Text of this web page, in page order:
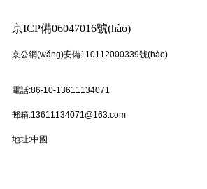
京ICP備06047016號(hào)
京公網(wǎng)安備110112000339號(hào)
電話:86-10-13611134071
郵箱:13611134071@163.com
地址:中國